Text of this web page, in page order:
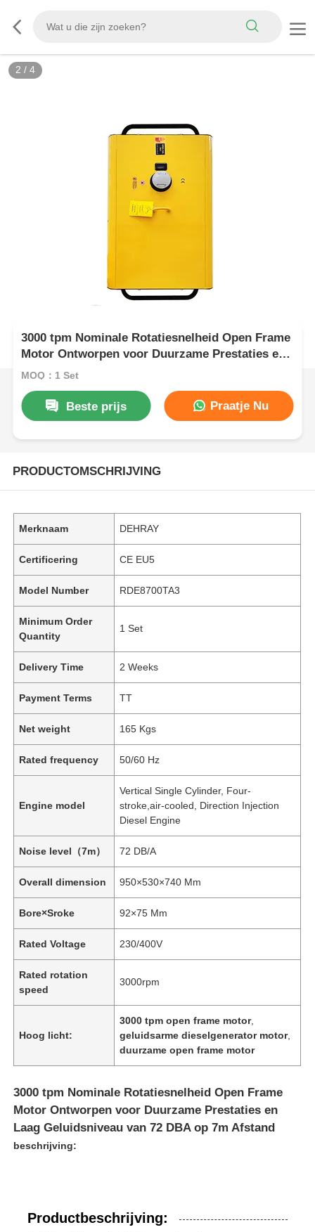
2 / 4
3000 tpm Nominale Rotatiesnelheid Open Frame
Motor Ontworpen voor Duurzame Prestaties en
Laag Geluidsniveau van 72 DBA op 7m Afstand
MOQ：1 Set
Beste prijs Praatje Nu
PRODUCTOMSCHRIJVING
Merknaam DEHRAY
Certificering CE EU5
Model Number RDE8700TA3
Minimum Order
Quantity
1 Set
Delivery Time 2 Weeks
Payment Terms TT
Net weight 165 Kgs
Rated frequency 50/60 Hz
Engine model
Vertical Single Cylinder, Four-
stroke,air-cooled, Direction Injection
Diesel Engine
Noise level（7m） 72 DB/A
Overall dimension 950×530×740 Mm
Bore×Sroke 92×75 Mm
Rated Voltage 230/400V
Rated rotation
speed
3000rpm
Hoog licht:
3000 tpm open frame motor,
geluidsarme dieselgenerator motor,
duurzame open frame motor
3000 tpm Nominale Rotatiesnelheid Open Frame
Motor Ontworpen voor Duurzame Prestaties en
Laag Geluidsniveau van 72 DBA op 7m Afstand
beschrijving:
Productbeschrijving: